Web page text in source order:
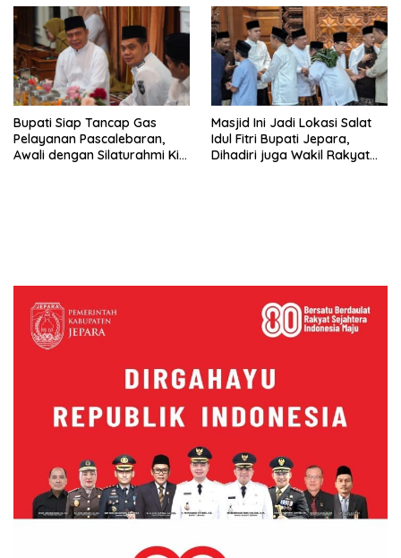
Bupati Siap Tancap Gas
Pelayanan Pascalebaran,
Awali dengan Silaturahmi Kiai
Masjid Ini Jadi Lokasi Salat
Idul Fitri Bupati Jepara,
Dihadiri juga Wakil Rakyat